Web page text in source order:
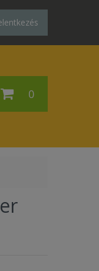
0